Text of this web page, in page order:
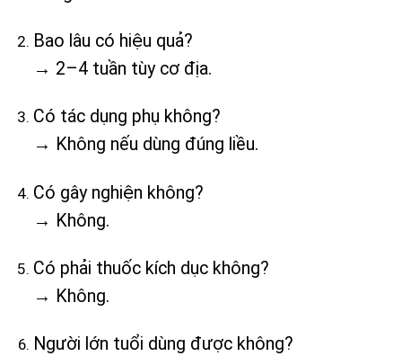
Bao lâu có hiệu quả?
→ 2–4 tuần tùy cơ địa.
Có tác dụng phụ không?
→ Không nếu dùng đúng liều.
Có gây nghiện không?
→ Không.
Có phải thuốc kích dục không?
→ Không.
Người lớn tuổi dùng được không?